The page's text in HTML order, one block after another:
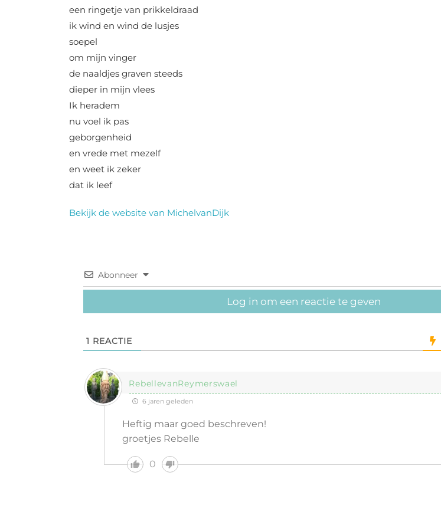
een ringetje van prikkeldraad
ik wind en wind de lusjes
soepel
om mijn vinger
de naaldjes graven steeds
dieper in mijn vlees
Ik heradem
nu voel ik pas
geborgenheid
en vrede met mezelf
en weet ik zeker
dat ik leef
Bekijk de website van MichelvanDijk
Abonneer
Log in om een reactie te geven
1 REACTIE
RebellevanReymerswael
6 jaren geleden
Heftig maar goed beschreven!
groetjes Rebelle
0